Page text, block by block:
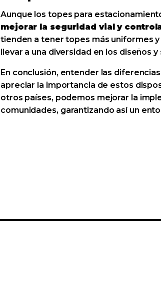
Aunque los topes para
mejorar la seguridad vial y
tienden a tener topes más uniformes
llevar a una diversidad en los diseños
En conclusión, entender las
apreciar la importancia de estos
otros países, podemos mejorar la
comunidades, garantizando así un